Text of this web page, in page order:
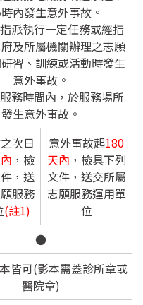
內發生意外事故。
派執行一定任務或經指
及所屬機關辦理之志願
習、訓練或活動時發生
意外事故。
務時間內，於服務場所
發生意外事故。
次日
，檢
，送
服務
(註1)
意外事故起180
天內 ，檢具下列
文件，送交所屬
志願服務運用單
位
●
皆可(影本需蓋診所章或
醫院章)